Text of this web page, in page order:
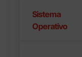
Sistema
Operativo